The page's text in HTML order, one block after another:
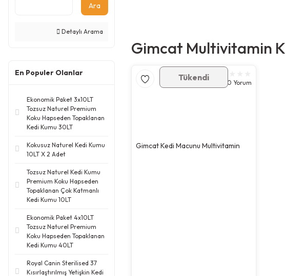
Ara
Detaylı Arama
En Populer Olanlar
Ekonomik Paket 3x10LT
Tozsuz Naturel Premium
Koku Hapseden Topaklanan
Kedi Kumu 30LT
Kokusuz Naturel Kedi Kumu
10LT X 2 Adet
Tozsuz Naturel Kedi Kumu
Premium Koku Hapseden
Topaklanan Çok Katmanlı
Kedi Kumu 10LT
Ekonomik Paket 4x10LT
Tozsuz Naturel Premium
Koku Hapseden Topaklanan
Kedi Kumu 40LT
Royal Canin Sterilised 37
Kısırlaştırılmış Yetişkin Kedi
Gimcat Multivitamin
0 Yorum
Tükendi
Gimcat Kedi Macunu Multivitamin